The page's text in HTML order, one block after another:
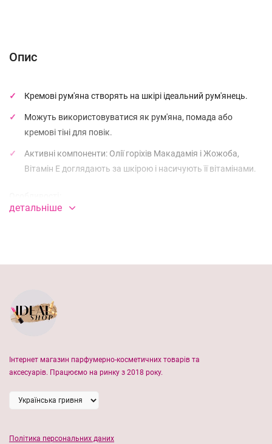
Опис
Кремові рум'яна створять на шкірі ідеальний рум'янець.
Можуть використовуватися як рум'яна, помада або
кремові тіні для повік.
Активні компоненти: Олії горіхів Макадамія і Жожоба,
Вітамін Е доглядають за шкірою і насичують її вітамінами.
має приємну текстуру;
можна використовувати на шкірі губ і щічок;
насиченість регулюється кількістю нашарування.
Спосіб використання: нанесіть румʼяна тонким шаром на шкіру,
детальніше
Інтернет магазин парфумерно-косметичних товарів та
аксесуарів. Працюємо на ринку з 2018 року.
Політика персональних даних